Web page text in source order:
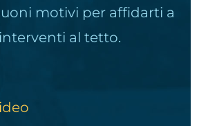
motivi per affidarti a
al tetto.